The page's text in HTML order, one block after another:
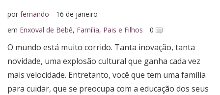
por fernando
16 de janeiro
em Enxoval de Bebê, Família, Pais e Filhos 0
O mundo está muito corrido. Tanta inovação, tanta
novidade, uma explosão cultural que ganha cada vez
mais velocidade. Entretanto, você que tem uma família
para cuidar, que se preocupa com a educação dos seus